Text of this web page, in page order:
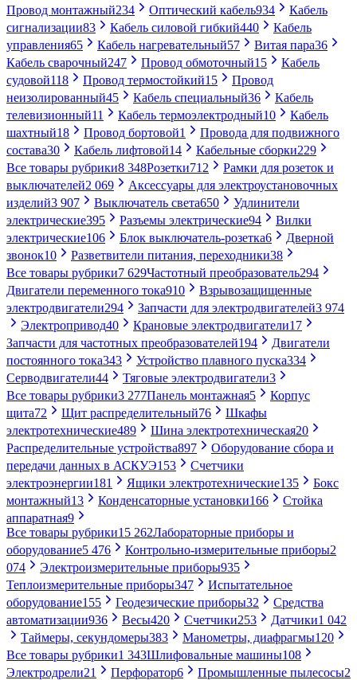
Провод монтажный234 Оптический кабель934
Кабель
сигнализации83 Кабель силовой гибкий440
Кабель
управления65 Кабель нагревательный57 Витая пара36
Кабель сварочный247 Провод обмоточный15
Кабель
судовой118 Провод термостойкий15
Провод
неизолированный45 Кабель специальный36
Кабель
телевизионный11 Кабель термоэлектродный10
Кабель
шахтный18 Провод бортовой1
Провода для подвижного
состава30 Кабель лифтовой14 Кабельные сборки229
Все товары рубрики8 348Розетки712
Рамки для розеток и
выключателей2 069
Аксессуары для электроустановочных
изделий3 907 Выключатель света650
Удлинители
электрические395 Разъемы электрические94
Вилки
электрические106 Блок выключатель-розетка6
Дверной
звонок10 Разветвители питания, переходники38
Все товары рубрики7 629Частотный преобразователь294
Двигатели переменного тока910
Взрывозащищенные
электродвигатели294 Запчасти для электродвигателей3 974
Электропривод40 Крановые электродвигатели17
Запчасти для частотных преобразователей194
Двигатели
постоянного тока343 Устройство плавного пуска334
Серводвигатели44 Тяговые электродвигатели3
Все товары рубрики3 277Панель монтажная5
Корпус
щита72 Щит распределительный76
Шкафы
электротехнические489 Шина электротехническая20
Распределительные устройства897
Оборудование сбора и
передачи данных в АСКУЭ153
Счетчики
электроэнергии181 Ящики электротехнические135
Бокс
монтажный13 Конденсаторные установки166
Стойка
аппаратная9
Все товары рубрики15 262Лабораторные приборы и
оборудование5 476 Контрольно-измерительные приборы2
074
Электроизмерительные приборы935
Теплоизмерительные приборы347
Испытательное
оборудование155 Геодезические приборы32
Средства
автоматизации936 Весы420 Счетчики253 Датчики1 042
Таймеры, секундомеры383 Манометры, диафрагмы120
Все товары рубрики1 343Шлифовальные машины108
Электродрели21 Перфоратор6 Промышленные пылесосы2